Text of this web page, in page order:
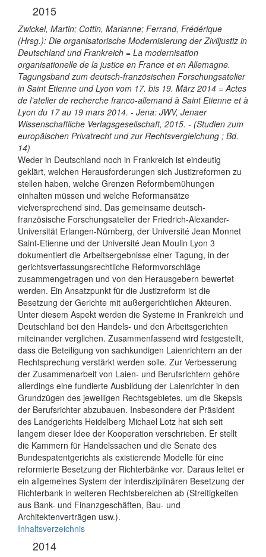
2015
Zwickel, Martin; Cottin, Marianne; Ferrand, Frédérique
(Hrsg.): Die organisatorische Modernisierung der Ziviljustiz in
Deutschland und Frankreich = La modernisation
organisationelle de la justice en France et en Allemagne.
Tagungsband zum deutsch-französischen Forschungsatelier
in Saint Etienne und Lyon vom 17. bis 19. März 2014 = Actes
de l’atelier de recherche franco-allemand à Saint Etienne et à
Lyon du 17 au 19 mars 2014. - Jena: JWV, Jenaer
Wissenschaftliche Verlagsgesellschaft, 2015. - (Studien zum
europäischen Privatrecht und zur Rechtsvergleichung ; Bd.
14)
Weder in Deutschland noch in Frankreich ist eindeutig
geklärt, welchen Herausforderungen sich Justizreformen zu
stellen haben, welche Grenzen Reformbemühungen
einhalten müssen und welche Reformansätze
vielversprechend sind. Das gemeinsame deutsch-
französische Forschungsatelier der Friedrich-Alexander-
Universität Erlangen-Nürnberg, der Université Jean Monnet
Saint-Etienne und der Université Jean Moulin Lyon 3
dokumentiert die Arbeitsergebnisse einer Tagung, in der
gerichtsverfassungsrechtliche Reformvorschläge
zusammengetragen und von den Herausgebern bewertet
werden. Ein Ansatzpunkt für die Justizreform ist die
Besetzung der Gerichte mit außergerichtlichen Akteuren.
Unter diesem Aspekt werden die Systeme in Frankreich und
Deutschland bei den Handels- und den Arbeitsgerichten
miteinander verglichen. Zusammenfassend wird festgestellt,
dass die Beteiligung von sachkundigen Laienrichtern an der
Rechtsprechung verstärkt werden solle. Zur Verbesserung
der Zusammenarbeit von Laien- und Berufsrichtern gehöre
allerdings eine fundierte Ausbildung der Laienrichter in den
Grundzügen des jeweiligen Rechtsgebietes, um die Skepsis
der Berufsrichter abzubauen. Insbesondere der Präsident
des Landgerichts Heidelberg Michael Lotz hat sich seit
langem dieser Idee der Kooperation verschrieben. Er stellt
die Kammern für Handelssachen und die Senate des
Bundespatentgerichts als existierende Modelle für eine
reformierte Besetzung der Richterbänke vor. Daraus leitet er
ein allgemeines System der interdisziplinären Besetzung der
Richterbank in weiteren Rechtsbereichen ab (Streitigkeiten
aus Bank- und Finanzgeschäften, Bau- und
Architektenverträgen usw.).
Inhaltsverzeichnis
2014